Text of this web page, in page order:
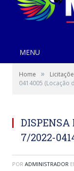
MENU
Home »
0414005 (Locação
DISPENSA
7/2022-
POR ADMINISTRADOR